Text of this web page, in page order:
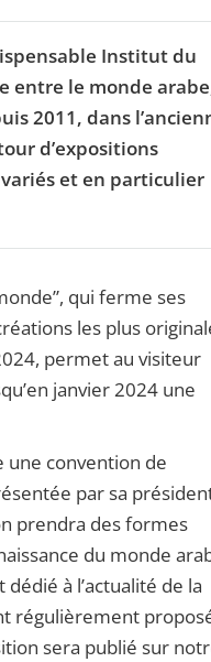
Institut du
entre le monde
2011, dans
d’expositions
et en particulier
qui ferme ses
les plus
permet au visiteur
janvier 2024 une
une convention de
par sa
prendra des formes
du monde
à l’actualité de la
régulièrement
sera publié sur